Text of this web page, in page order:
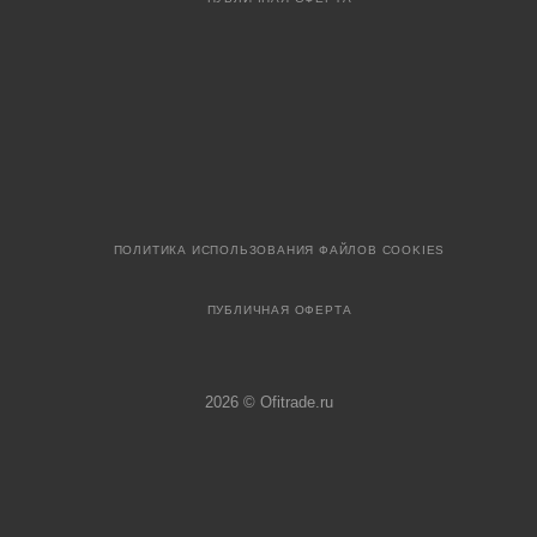
ПОЛИТИКА ИСПОЛЬЗОВАНИЯ ФАЙЛОВ COOKIES
ПУБЛИЧНАЯ ОФЕРТА
2026 © Ofitrade.ru